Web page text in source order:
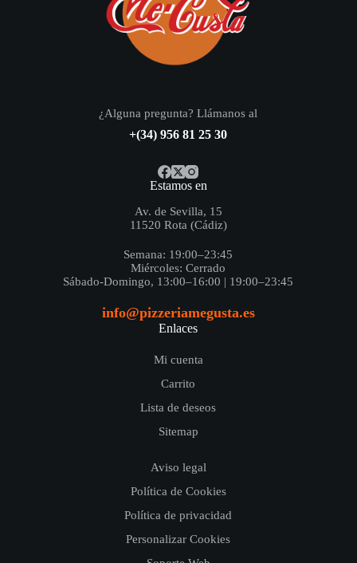
¿Alguna pregunta? Llámanos al
+(34) 956 81 25 30
Estamos en
Av. de Sevilla, 15
11520 Rota (Cádiz)
Semana: 19:00–23:45
Miércoles: Cerrado
Sábado-Domingo, 13:00–16:00 | 19:00–23:45
info@pizzeriamegusta.es
Enlaces
Mi cuenta
Carrito
Lista de deseos
Sitemap
Aviso legal
Política de Cookies
Política de privacidad
Personalizar Cookies